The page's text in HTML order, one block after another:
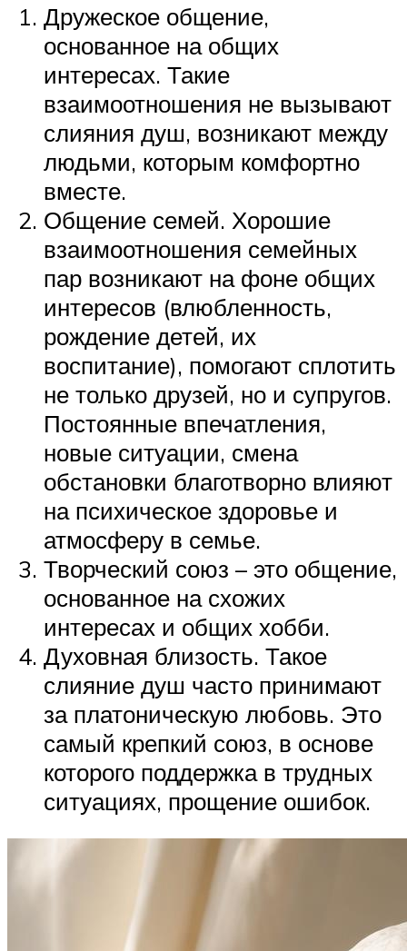
Дружеское общение,
основанное на общих
интересах. Такие
взаимоотношения не вызывают
слияния душ, возникают между
людьми, которым комфортно
вместе.
Общение семей. Хорошие
взаимоотношения семейных
пар возникают на фоне общих
интересов (влюбленность,
рождение детей, их
воспитание), помогают сплотить
не только друзей, но и супругов.
Постоянные впечатления,
новые ситуации, смена
обстановки благотворно влияют
на психическое здоровье и
атмосферу в семье.
Творческий союз – это общение,
основанное на схожих
интересах и общих хобби.
Духовная близость. Такое
слияние душ часто принимают
за платоническую любовь. Это
самый крепкий союз, в основе
которого поддержка в трудных
ситуациях, прощение ошибок.